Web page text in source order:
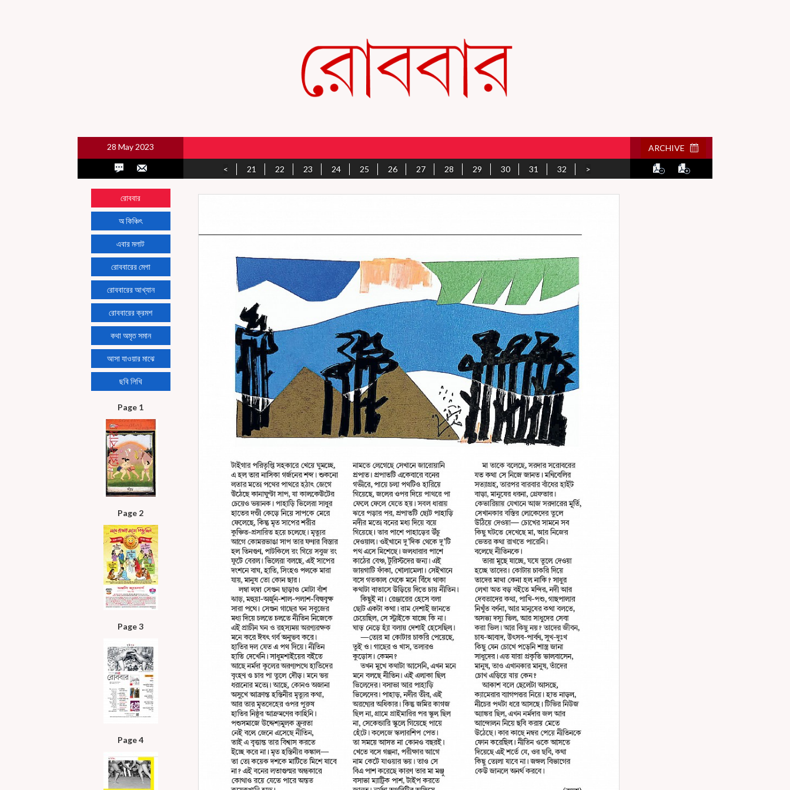
28 May 2023 ARCHIVE
< 21 22 23 24 25 26 27 28 29 30 31 32 >
রোববার
অ কিঞ্চিৎ
এবার মলাট
রোববারের মেগা
রোববারের আখ্যান
রোববারের ক্রমশ
কথা অমৃত সমান
আসা যাওয়ার মাঝে
ছবি লিখি
Page 1
Page 2
Page 3
Page 4